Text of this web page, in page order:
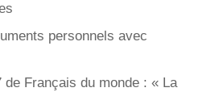
personnels avec
de Français du monde : « La